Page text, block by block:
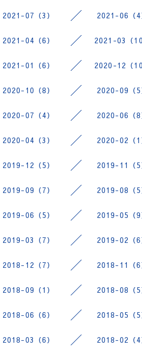
2021-07（3） 2021-06（4
2021-04（6） 2021-03（10
2021-01（6） 2020-12（10
2020-10（8） 2020-09（5
2020-07（4） 2020-06（8
2020-04（3） 2020-02（1
2019-12（5） 2019-11（5
2019-09（7） 2019-08（5
2019-06（5） 2019-05（9
2019-03（7） 2019-02（6
2018-12（7） 2018-11（6
2018-09（1） 2018-08（5
2018-06（6） 2018-05（5
2018-03（6） 2018-02（4